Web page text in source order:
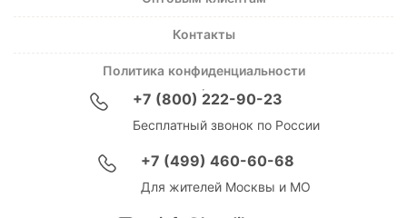
Контакты
Политика конфиденциальности
+7 (800) 222-90-23
Бесплатный звонок по России
+7 (499) 460-60-68
Для жителей Москвы и МО